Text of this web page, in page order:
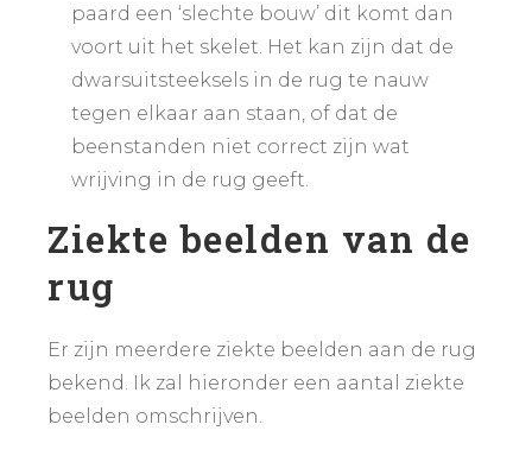
paard een ‘slechte bouw’ dit komt dan
voort uit het skelet. Het kan zijn dat de
dwarsuitsteeksels in de rug te nauw
tegen elkaar aan staan, of dat de
beenstanden niet correct zijn wat
wrijving in de rug geeft.
Ziekte beelden van de
rug
Er zijn meerdere ziekte beelden aan de rug
bekend. Ik zal hieronder een aantal ziekte
beelden omschrijven.